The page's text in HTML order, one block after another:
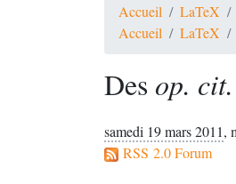
Accueil LaTeX
Accueil LaTeX
Des op. cit.
samedi 19 mars 2011,
RSS 2.0 Forum